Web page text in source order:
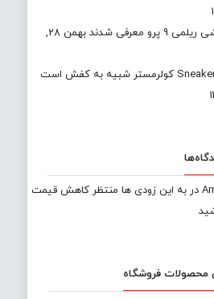
پرو معرفی شدند
بهمن 28,
دربه این زودی ها منتظر کاهش قیمت
محصولات فروشگاه